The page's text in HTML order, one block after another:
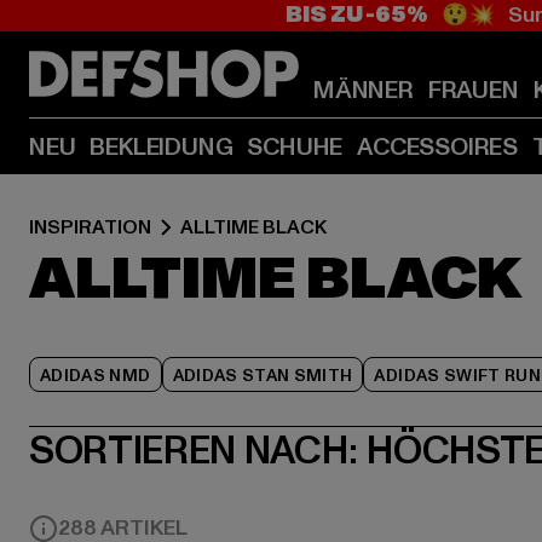
BIS ZU -65% 😲💥
MÄNNER FRAUEN
NEU BEKLEIDUNG SCHUHE ACCESSOIRES
INSPIRATION ALLTIME BLACK
ALLTIME BLACK
ADIDAS NMD ADIDAS STAN SMITH ADIDAS SWIFT RUN
SORTIEREN NACH:
288 ARTIKEL